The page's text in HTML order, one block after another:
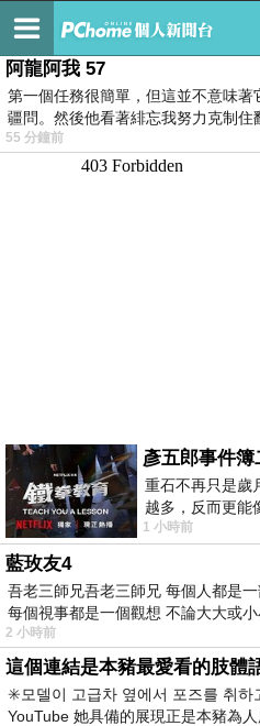
最新文章
阿龍阿我 57
第一個任務很簡單，但這並不意味
疆問。然後他看著緋忘我努力克制住
55 分鐘前
彥五郎事件
重石不再只是歲
越多，反而更能
習慣一如縱容，
1 小時前
藍玫友4
吾老三師兄吾老三師兄 每個人都是
每個視事都是一個觀想 不論大大或
2 小時前
這個連結是本豬最愛看的肢體
✳️모델이 고급차 옆에서 포즈를 취
YouTube 她具備的展現正是本豬為